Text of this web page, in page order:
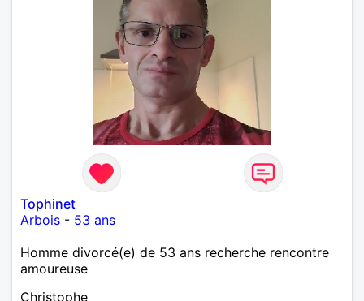
Tophinet
Arbois - 53 ans
Homme divorcé(e) de 53 ans recherche rencontre
amoureuse
Christophe